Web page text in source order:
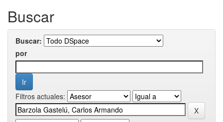
Buscar
Buscar:
por
Filtros actuales: